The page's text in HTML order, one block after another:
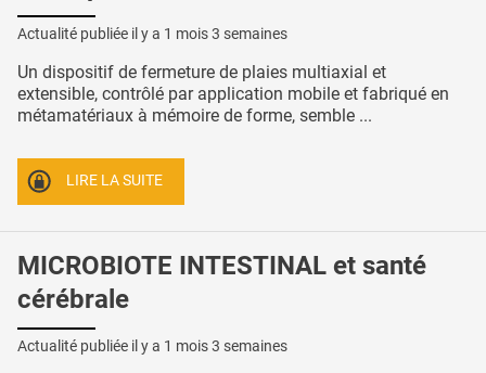
Actualité publiée il y a 1 mois 3 semaines
Un dispositif de fermeture de plaies multiaxial et
extensible, contrôlé par application mobile et fabriqué en
métamatériaux à mémoire de forme, semble ...
LIRE LA SUITE
MICROBIOTE INTESTINAL et santé
cérébrale
Actualité publiée il y a 1 mois 3 semaines